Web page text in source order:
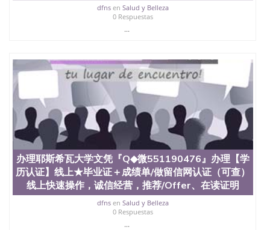
公司专业制作、办理、仿制、成绩单文凭、改成绩、
证认证、留服认证、使馆认证、使馆证明、使馆留学
回国人员证明、留学生认证、学历认证、文凭认证学
位认证、留学生学历认证、留学生学位认证、英国文
凭学历、美国文凭学历、澳洲文凭学历、加拿大文凭
学历、新西兰学历认证等q:551190476 微信：
551190476 圣何塞州立大学毕业证（San Jose State
University）圣何塞州立大学毕业证（San Jose State
University）圣何塞州立大学毕业证（San Jose State
University）圣何塞州立大学成绩单（San Jose State
University）圣何塞州立大学成绩单（ San Jose State
University）圣何塞州立大学成绩单（San Jose State
University）成绩单圣何塞州立大学文凭（San Jose
State University）圣何塞州立大学（San Jose State
University）圣何塞州立大学（San Jose State
University）圣何塞州立大学（ San Jose State
dfnsen Salud y Belleza
0 Respuestas
...
办理耶斯希瓦大学文凭『Q◆微551190476』办理【学
历认证】线上★毕业证＋成绩单/做留信网认证（可查）
线上快速操作，诚信经营，推荐/Offer、在读证明
dfnsen Salud y Belleza
0 Respuestas
...